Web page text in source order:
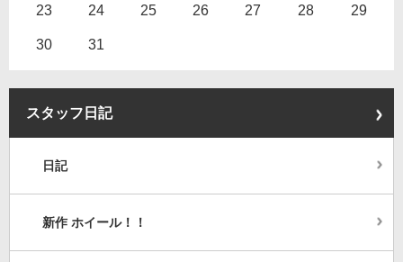
23 24 25 26 27 28 29
30 31
スタッフ日記
日記
新作 ホイール！！